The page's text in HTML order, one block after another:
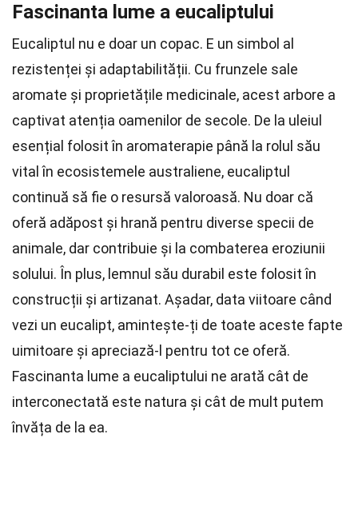
Fascinanta lume a eucaliptului
Eucaliptul nu e doar un copac. E un simbol al
rezistenței și adaptabilității. Cu frunzele sale
aromate și proprietățile medicinale, acest arbore a
captivat atenția oamenilor de secole. De la uleiul
esențial folosit în aromaterapie până la rolul său
vital în ecosistemele australiene, eucaliptul
continuă să fie o resursă valoroasă. Nu doar că
oferă adăpost și hrană pentru diverse specii de
animale, dar contribuie și la combaterea eroziunii
solului. În plus, lemnul său durabil este folosit în
construcții și artizanat. Așadar, data viitoare când
vezi un eucalipt, amintește-ți de toate aceste fapte
uimitoare și apreciază-l pentru tot ce oferă.
Fascinanta lume a eucaliptului ne arată cât de
interconectată este natura și cât de mult putem
învăța de la ea.